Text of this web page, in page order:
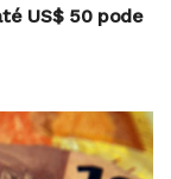
US$ 50 pode